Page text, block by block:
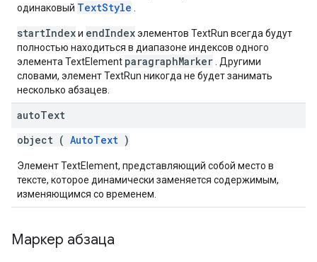
одинаковый TextStyle
startIndexи endIndexэлементов TextRun всегда будут
полностью находиться в диапазоне индексов одного
элемента TextElement paragraphMarker . Другими
словами, элемент TextRun никогда не будет занимать
несколько абзацев.
autoText
object ( AutoText )
Элемент TextElement, представляющий собой место в
тексте, которое динамически заменяется содержимым,
изменяющимся со временем.
Маркер абзаца